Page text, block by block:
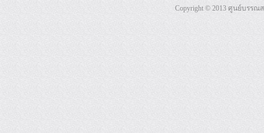
Copyright © 2013 ศูนย์บรร